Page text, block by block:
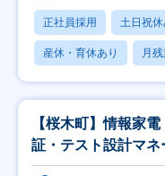
正社員採用 土日祝
産休・育休あり 月
【桜木町】情報家
証・テスト設計マネ